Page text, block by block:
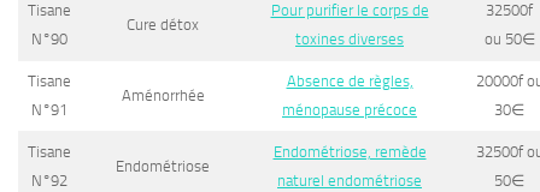
Tisane
N°90
Cure détox
Pour purifier le corps de
toxines diverses
32500f
ou 50∈
Tisane
N°91
Aménorrhée
Absence de règles,
ménopause précoce
20000f
30∈
Tisane
N°92
Endométriose
Endométriose, remède
naturel endométriose
32500f
50∈